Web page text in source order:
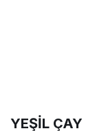
YEŞİL ÇAY